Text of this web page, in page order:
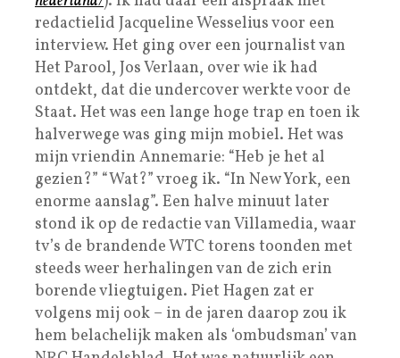
redactielid Jacqueline Wesselius voor een
interview. Het ging over een journalist van
Het Parool, Jos Verlaan, over wie ik had
ontdekt, dat die undercover werkte voor de
Staat. Het was een lange hoge trap en toen ik
halverwege was ging mijn mobiel. Het was
mijn vriendin Annemarie: “Heb je het al
gezien?” “Wat?” vroeg ik. “In New York, een
enorme aanslag”. Een halve minuut later
stond ik op de redactie van Villamedia, waar
tv’s de brandende WTC torens toonden met
steeds weer herhalingen van de zich erin
borende vliegtuigen. Piet Hagen zat er
volgens mij ook – in de jaren daarop zou ik
hem belachelijk maken als ‘ombudsman’ van